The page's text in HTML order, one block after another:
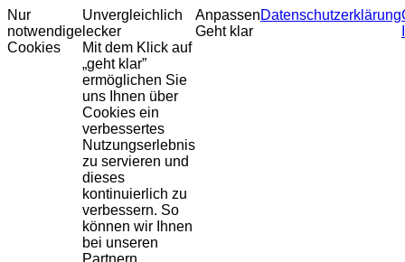
Nur
notwendige
Cookies
Unvergleichlich
lecker
Mit dem Klick auf
„geht klar”
ermöglichen Sie
uns Ihnen über
Cookies ein
verbessertes
Nutzungserlebnis
zu servieren und
dieses
kontinuierlich zu
verbessern. So
können wir Ihnen
bei unseren
Partnern
Anpassen
Geht klar
Datenschutzerklärung